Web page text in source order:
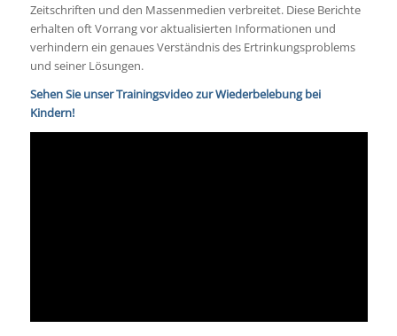
Zeitschriften und den Massenmedien verbreitet. Diese Berichte
erhalten oft Vorrang vor aktualisierten Informationen und
verhindern ein genaues Verständnis des Ertrinkungsproblems
und seiner Lösungen.
Sehen Sie unser Trainingsvideo zur Wiederbelebung bei
Kindern!